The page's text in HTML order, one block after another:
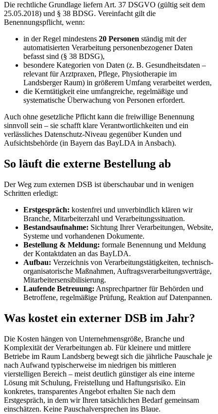
Die rechtliche Grundlage liefern Art. 37 DSGVO (gültig seit dem
25.05.2018) und § 38 BDSG. Vereinfacht gilt die
Benennungspflicht, wenn:
in der Regel mindestens 20 Personen ständig mit der
automatisierten Verarbeitung personenbezogener Daten
befasst sind (§ 38 BDSG),
besondere Kategorien von Daten (z. B. Gesundheitsdaten –
relevant für Arztpraxen, Pflege, Physiotherapie im
Landsberger Raum) in größerem Umfang verarbeitet werden,
die Kerntätigkeit eine umfangreiche, regelmäßige und
systematische Überwachung von Personen erfordert.
Auch ohne gesetzliche Pflicht kann die freiwillige Benennung
sinnvoll sein – sie schafft klare Verantwortlichkeiten und ein
verlässliches Datenschutz-Niveau gegenüber Kunden und
Aufsichtsbehörde (in Bayern das BayLDA in Ansbach).
So läuft die externe Bestellung ab
Der Weg zum externen DSB ist überschaubar und in wenigen
Schritten erledigt:
Erstgespräch: kostenfrei und unverbindlich klären wir
Branche, Mitarbeiterzahl und Verarbeitungssituation.
Bestandsaufnahme: Sichtung Ihrer Verarbeitungen, Website,
Systeme und vorhandenen Dokumente.
Bestellung & Meldung: formale Benennung und Meldung
der Kontaktdaten an das BayLDA.
Aufbau: Verzeichnis von Verarbeitungstätigkeiten, technisch-
organisatorische Maßnahmen, Auftragsverarbeitungsverträge,
Mitarbeitersensibilisierung.
Laufende Betreuung: Ansprechpartner für Behörden und
Betroffene, regelmäßige Prüfung, Reaktion auf Datenpannen.
Was kostet ein externer DSB im Jahr?
Die Kosten hängen von Unternehmensgröße, Branche und
Komplexität der Verarbeitungen ab. Für kleinere und mittlere
Betriebe im Raum Landsberg bewegt sich die jährliche Pauschale je
nach Aufwand typischerweise im niedrigen bis mittleren
vierstelligen Bereich – meist deutlich günstiger als eine interne
Lösung mit Schulung, Freistellung und Haftungsrisiko. Ein
konkretes, transparentes Angebot erhalten Sie nach dem
Erstgespräch, in dem wir Ihren tatsächlichen Bedarf gemeinsam
einschätzen. Keine Pauschalversprechen ins Blaue.